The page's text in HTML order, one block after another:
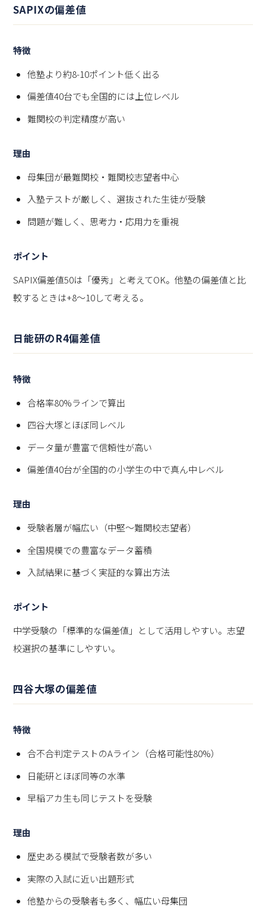
SAPIXの偏差値
特徴
他塾より約8-10ポイント低く出る
偏差値40台でも全国的には上位レベル
難関校の判定精度が高い
理由
母集団が最難関校・難関校志望者中心
入塾テストが厳しく、選抜された生徒が受験
問題が難しく、思考力・応用力を重視
ポイント
SAPIX偏差値50は「優秀」と考えてOK。他塾の偏差値と比
較するときは+8〜10して考える。
日能研のR4偏差値
特徴
合格率80%ラインで算出
四谷大塚とほぼ同レベル
データ量が豊富で信頼性が高い
偏差値40台が全国的の小学生の中で真ん中レベル
理由
受験者層が幅広い（中堅〜難関校志望者）
全国規模での豊富なデータ蓄積
入試結果に基づく実証的な算出方法
ポイント
中学受験の「標準的な偏差値」として活用しやすい。志望
校選択の基準にしやすい。
四谷大塚の偏差値
特徴
合不合判定テストのAライン（合格可能性80%）
日能研とほぼ同等の水準
早稲アカ生も同じテストを受験
理由
歴史ある模試で受験者数が多い
実際の入試に近い出題形式
他塾からの受験者も多く、幅広い母集団